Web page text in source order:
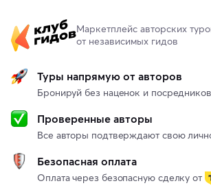
Маркетплейс авторских
от независимых гидов
Туры напрямую от авторов
Бронируй без наценок и посредников
Проверенные авторы
Все авторы подтверждают свою
Безопасная оплата
Оплата через безопасную сделку от